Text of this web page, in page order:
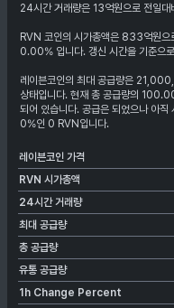
24시간 거래량은 13억원으로 전일
RVN 코인의 시가총액은 833억원으
0.00% 입니다. 갱신 시간을 기준으
레이븐코인의 최대 공급량은
상태입니다. 현재 총 공급량의
되어 있습니다. 공급은 되었으나 아직
0%인 0 RVN입니다.
레이븐코인 가격
RVN 시가총액
24시간 거래량
최대 공급량
총 공급량
유통 공급량
1h Change Percent